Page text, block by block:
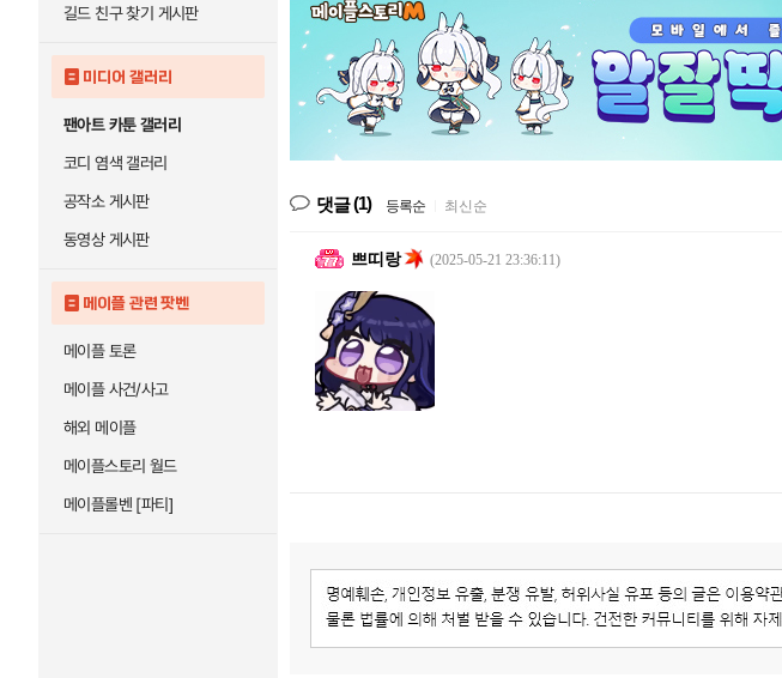
길드 친구 찾기 게시판
미디어 갤러리
팬아트 카툰 갤러리
코디 염색 갤러리
공작소 게시판
동영상 게시판
메이플 관련 팟벤
메이플 토론
메이플 사건/사고
해외 메이플
메이플스토리 월드
메이플롤벤 [파티]
댓글(1) 등록순 최신순
쁘띠랑 (2025-05-21 23:36:11)